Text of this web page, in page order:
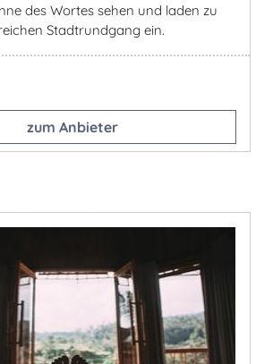
des Wortes sehen und laden zu
Stadtrundgang ein.
zum Anbieter